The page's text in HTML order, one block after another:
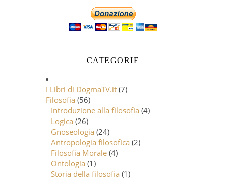
CATEGORIE
I Libri di DogmaTV.it (7)
Filosofia (56)
Introduzione alla filosofia (4)
Logica (26)
Gnoseologia (24)
Antropologia filosofica (2)
Filosofia Morale (4)
Ontologia (1)
Storia della filosofia (1)